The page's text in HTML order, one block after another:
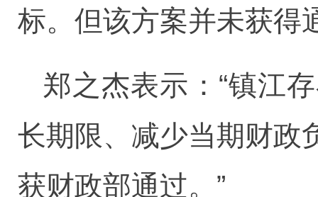
标。但该方案并未获得
郑之杰表示：“镇江
长期限、减少当期财政
获财政部通过。”